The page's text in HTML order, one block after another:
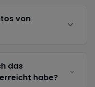
von
das
habe?